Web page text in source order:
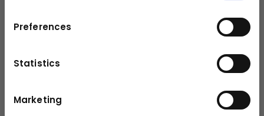
Preferences
Statistics
Marketing
7570 kg
Fahrgeschwindigkeit ohne Last
22,5 km/h
22 km/h